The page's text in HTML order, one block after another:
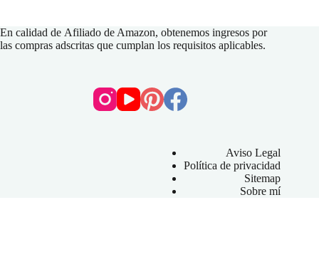
En calidad de Afiliado de Amazon, obtenemos ingresos por
las compras adscritas que cumplan los requisitos aplicables.
Aviso Legal
Política de privacidad
Sitemap
Sobre mí